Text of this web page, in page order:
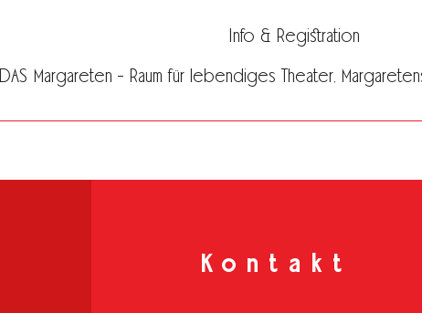
Info & Registration
DAS Margareten - Raum für lebendiges Theater,
Kontakt